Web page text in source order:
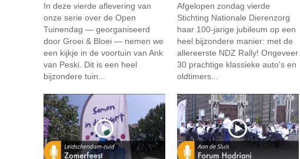
In deze vierde aflevering van
onze serie over de Open
Tuinendag — georganiseerd
door Groei & Bloei — nemen we
een kijkje in de voortuin van Ank
van Peski. Dit is een heel
bijzondere tuin...
Afgelopen zondag vierde
Stichting Nationale Dierenzorg
haar 100-jarige jubileum op een
heel bijzondere manier: met de
allereerste NDZ Rally! Ongeveer
30 prachtige klassieke auto's en
oldtimers...